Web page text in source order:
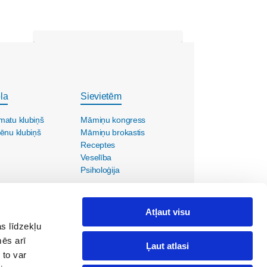
līdzekļu
arī
to var
Atļaut visu
Ļaut atlasi
klubiņš
klubiņš
Sievietēm
Māmiņu kongress
Māmiņu brokastis
Receptes
Veselība
Psiholoģija